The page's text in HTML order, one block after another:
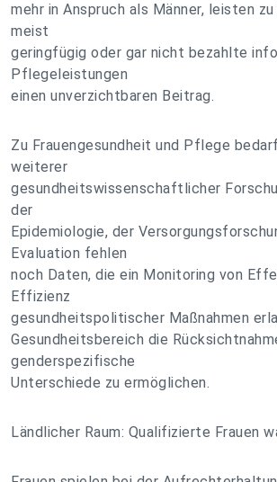
mehr in Anspruch als Männer, leisten
meist
geringfügig oder gar nicht bezahlte
Pflegeleistungen
einen unverzichtbaren Beitrag.
Zu Frauengesundheit und Pflege
weiterer
gesundheitswissenschaftlicher
der
Epidemiologie, der
Evaluation fehlen
noch Daten, die ein Monitoring von
Effizienz
gesundheitspolitischer Maßnahmen
Gesundheitsbereich die
genderspezifische
Unterschiede zu ermöglichen.
Ländlicher Raum: Qualifizierte Frauen